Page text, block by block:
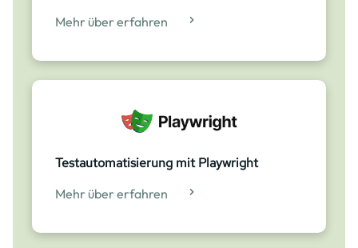
Mehr über erfahren
Testautomatisierung mit Playwright
Mehr über erfahren